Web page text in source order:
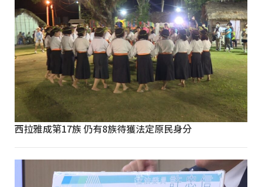
西拉雅成第17族 仍有8族待獲法定原民身分